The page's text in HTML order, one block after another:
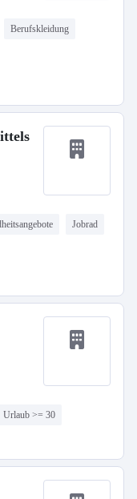
Berufskleidung
Jobrad
Urlaub >= 30